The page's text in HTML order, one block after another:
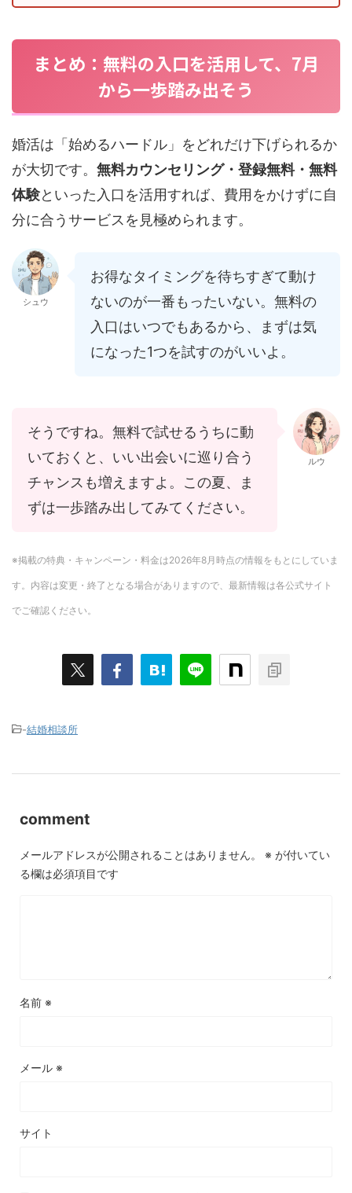
まとめ：無料の入口を活用して、7月
から一歩踏み出そう
婚活は「始めるハードル」をどれだけ下げられるか
が大切です。 無料カウンセリング・登録無料・無料
体験といった入口を活用すれば、費用をかけずに自
分に合うサービスを見極められます。
シュウ
お得なタイミングを待ちすぎて動け
ないのが一番もったいない。無料の
入口はいつでもあるから、まずは気
になった1つを試すのがいいよ。
そうですね。無料で試せるうちに動
いておくと、いい出会いに巡り合う
チャンスも増えますよ。この夏、ま
ずは一歩踏み出してみてください。
ルウ
※掲載の特典・キャンペーン・料金は2026年8月時点の情報をもとにしていま
す。内容は変更・終了となる場合がありますので、最新情報は各公式サイト
でご確認ください。
-結婚相談所
comment
メールアドレスが公開されることはありません。 ※ が付いてい
る欄は必須項目です
名前 ※
メール ※
サイト